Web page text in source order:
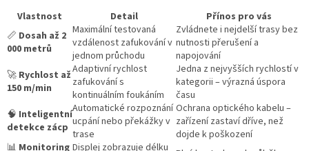
Vlastnost Detail
Přínos pro vás
📏 Dosah až 2
000 metrů
Maximální testovaná
vzdálenost zafukování v
jednom průchodu
Zvládnete i nejdelší trasy bez
nutnosti přerušení a
napojování
🚀 Rychlost až
150 m/min
Adaptivní rychlost
zafukování s
kontinuálním foukáním
Jedna z nejvyšších rychlostí v
kategorii – výrazná úspora
času
🧠 Inteligentní
detekce zácp
Automatické rozpoznání
ucpání nebo překážky v
trase
Ochrana optického kabelu –
zařízení zastaví dříve, než
dojde k poškození
📊 Monitoring Displej zobrazuje délku